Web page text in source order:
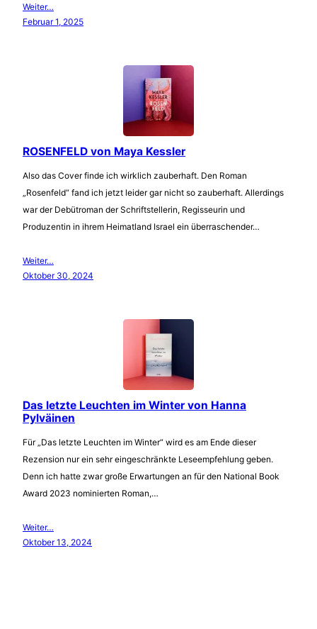
Weiter…
Februar 1, 2025
ROSENFELD von Maya Kessler
Also das Cover finde ich wirklich zauberhaft. Den Roman
„Rosenfeld“ fand ich jetzt leider gar nicht so zauberhaft. Allerdings
war der Debütroman der Schriftstellerin, Regisseurin und
Produzentin in ihrem Heimatland Israel ein überraschender…
Weiter…
Oktober 30, 2024
Das letzte Leuchten im Winter von Hanna
Pylväinen
Für „Das letzte Leuchten im Winter“ wird es am Ende dieser
Rezension nur ein sehr eingeschränkte Leseempfehlung geben.
Denn ich hatte zwar große Erwartungen an für den National Book
Award 2023 nominierten Roman,…
Weiter…
Oktober 13, 2024